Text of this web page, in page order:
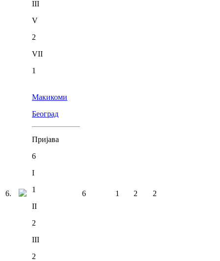
III
V
2
VII
1
6.
Макикоми
Београд
Пријава
6
I
1
II
2
III
2
6 1 2 2